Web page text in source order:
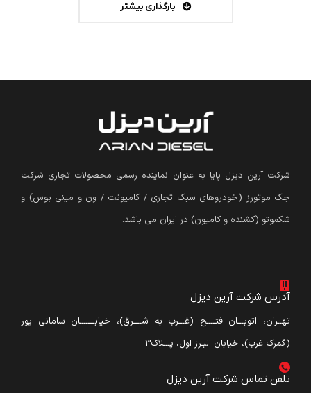
بارگذاری بیشتر
شرکت آرین دیزل پایا به عنوان نماینده رسمی محصولات تجاری شرکت
جک موتورز (خودروهای سبک تجاری / کامیونت / ون و مینی بوس) و
شکموتو (کشنده و کامیون) در ایران می باشد.
آدرس شرکت آرین دیزل
تهــران، اتوبـــان فتــــح (غـــرب به شــــرق)، خیابـــــــان سامانی پور
(گمرک غرب)، خیابان البـرز اول، پـــلاک3
تلفن تماس شرکت آرین دیزل​